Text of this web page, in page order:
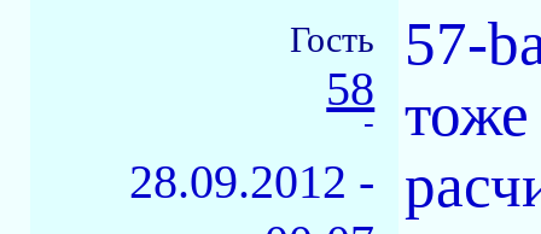
Гость
58
-
28.09.2012 -
57-
тоже